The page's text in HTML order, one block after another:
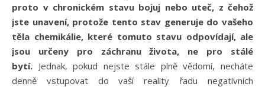
proto v chronickém stavu bojuj nebo uteč, z čehož
jste unavení, protože tento stav generuje do vašeho
těla chemikálie, které tomuto stavu odpovídají, ale
jsou určeny pro záchranu života, ne pro stálé
bytí. Jednak, pokud nejste stále plně vědomí, necháte
denně vstupovat do vaší reality řadu negativních